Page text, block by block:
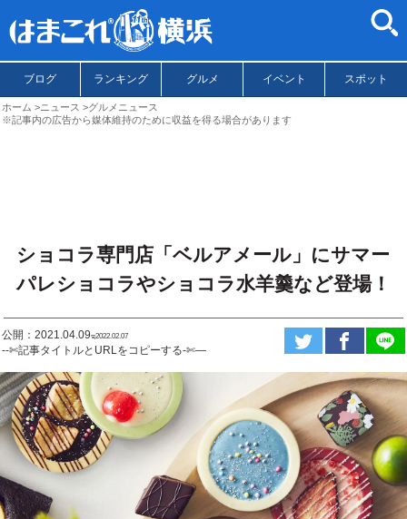
ブログ ランキング グルメ イベント スポット
ホーム ニュース
グルメニュース
※記事内の広告から媒体維持のために収益を得る場合があります
ショコラ専門店「ベルアメール」にサマー
パレショコラやショコラ水羊羹など登場！
公開：2021.04.09ಇ2022.02.07
--✄記事タイトルとURLをコピーする-✄—